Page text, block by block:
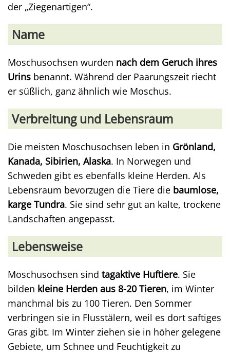
der „Ziegenartigen“.
Name
Moschusochsen wurden nach dem Geruch ihres
Urins benannt. Während der Paarungszeit riecht
er süßlich, ganz ähnlich wie Moschus.
Verbreitung und Lebensraum
Die meisten Moschusochsen leben in Grönland,
Kanada, Sibirien, Alaska. In Norwegen und
Schweden gibt es ebenfalls kleine Herden. Als
Lebensraum bevorzugen die Tiere die baumlose,
karge Tundra. Sie sind sehr gut an kalte, trockene
Landschaften angepasst.
Lebensweise
Moschusochsen sind tagaktive Huftiere. Sie
bilden kleine Herden aus 8-20 Tieren, im Winter
manchmal bis zu 100 Tieren. Den Sommer
verbringen sie in Flusstälern, weil es dort saftiges
Gras gibt. Im Winter ziehen sie in höher gelegene
Gebiete, um Schnee und Feuchtigkeit zu